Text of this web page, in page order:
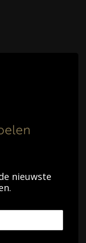
nieuwste